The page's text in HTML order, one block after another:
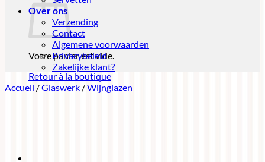
Votre panier est vide.
Retour à la boutique
Over ons
Verzending
Contact
Algemene voorwaarden
Privacybeleid
Zakelijke klant?
Accueil /Glaswerk /Wijnglazen